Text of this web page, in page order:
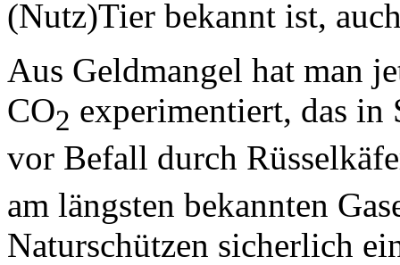
(Nutz)Tier bekannt ist,
Aus Geldmangel hat man
CO2 experimentiert, das in
vor Befall durch
am längsten bekannten
Naturschützen sicherlich